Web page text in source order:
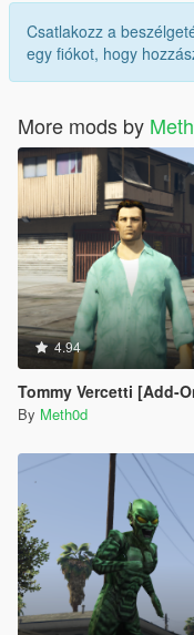
Csatlakozz a
egy fiókot, hogy
More mods by
4.94
Tommy Vercetti [Add-
By Meth0d